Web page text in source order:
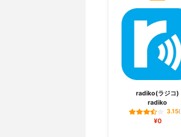
radiko(ラジコ)
radiko
3.15
¥0